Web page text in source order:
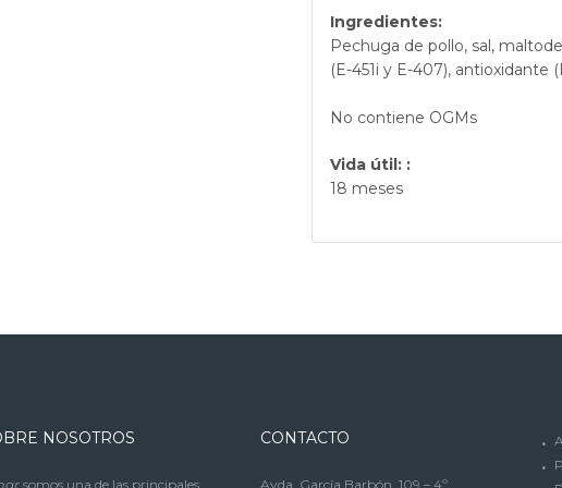
Ingredientes:
Pechuga de pollo, sal,
(E-451i y E-407), antioxidante
No contiene OGMs
Vida útil: :
18 meses
NOSOTROS
somos una de las principales
CONTACTO
Avda. García Barbón, 109 – 4º.